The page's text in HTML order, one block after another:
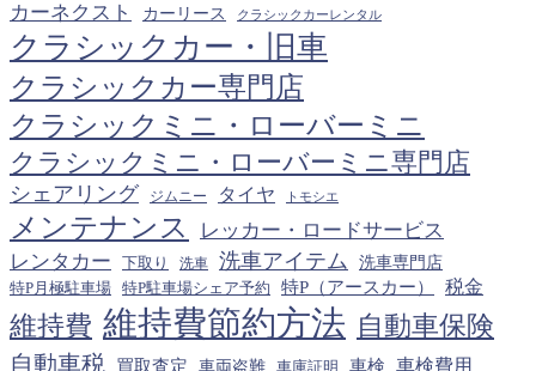
カーネクスト カーリース クラシックカーレンタル
クラシックカー・旧車
クラシックカー専門店
クラシックミニ・ローバーミニ
クラシックミニ・ローバーミニ専門店
シェアリング ジムニー タイヤ トモシエ
メンテナンス
レッカー・ロードサービス
レンタカー
下取り 洗車 洗車アイテム
洗車専門店
特P月極駐車場
特P駐車場シェア予約 特P（アースカー） 税金
維持費 維持費節約方法 自動車保険
自動車税 買取査定 車両盗難 車検 車検費用